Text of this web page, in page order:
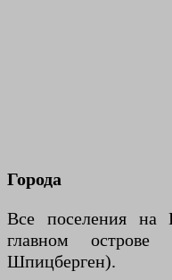
Города
Все поселения на
главном
Шпицберген).